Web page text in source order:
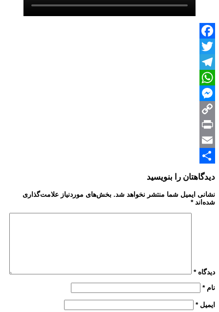
Facebook
Twitter
Telegram
WhatsApp
Messenger
Copy
Link
Print
Email
Share
دیدگاهتان را بنویسید
نشانی ایمیل شما منتشر نخواهد شد. بخش‌های موردنیاز علامت‌گذاری
شده‌اند*
دیدگاه*
نام*
ایمیل*